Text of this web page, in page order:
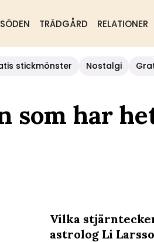
TRÄDGÅRD RELATIONER
stickmönster Nostalgi
som har
Vilka
astrolog Li